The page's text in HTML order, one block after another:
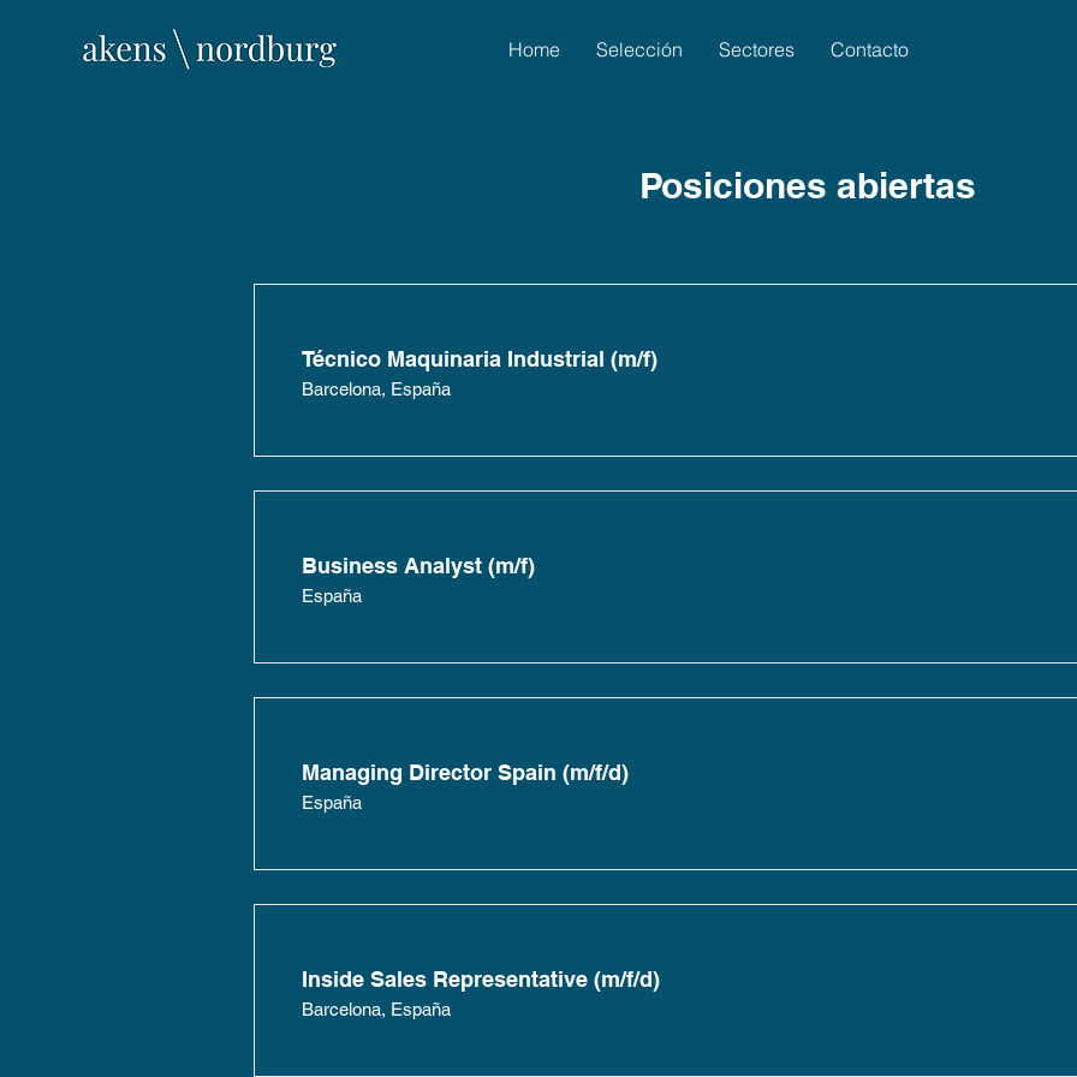
Home Selección Sectores Contacto
Posiciones abiertas
Técnico Maquinaria Industrial (m/f)
Barcelona, España
Business Analyst (m/f)
España
Managing Director Spain (m/f/d)
España
Inside Sales Representative (m/f/d)
Barcelona, España